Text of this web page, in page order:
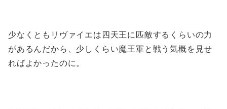
少なくともリヴァイエは四天王に匹敵するくらいの力
があるんだから、少しくらい魔王軍と戦う気概を見せ
ればよかったのに。